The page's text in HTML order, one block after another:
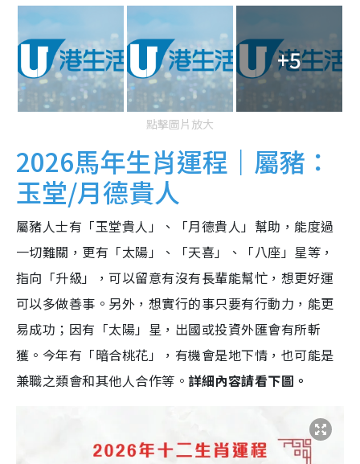
+5
點擊圖片放大
2026馬年生肖運程｜屬豬：
玉堂/月德貴人
屬豬人士有「玉堂貴人」、「月德貴人」幫助，能度過
一切難關，更有「太陽」、「天喜」、「八座」星等，
指向「升級」，可以留意有沒有長輩能幫忙，想更好運
可以多做善事。另外，想實行的事只要有行動力，能更
易成功；因有「太陽」星，出國或投資外匯會有所斬
獲。今年有「暗合桃花」，有機會是地下情，也可能是
兼職之類會和其他人合作等。 詳細內容請看下圖。